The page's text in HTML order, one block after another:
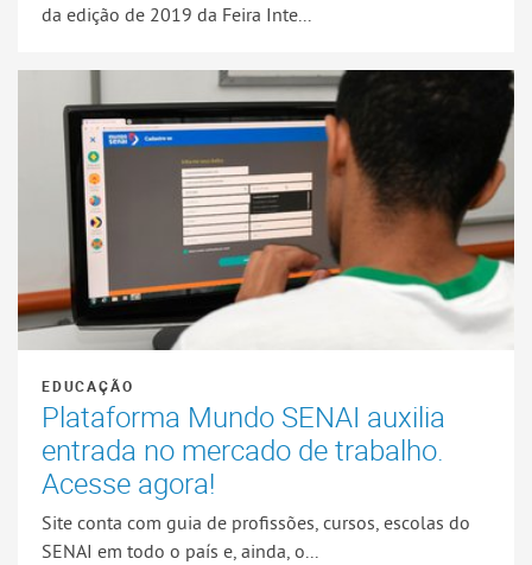
da edição de 2019 da Feira Inte...
EDUCAÇÃO
Plataforma Mundo SENAI auxilia
entrada no mercado de trabalho.
Acesse agora!
Site conta com guia de profissões, cursos, escolas do
SENAI em todo o país e, ainda, o...